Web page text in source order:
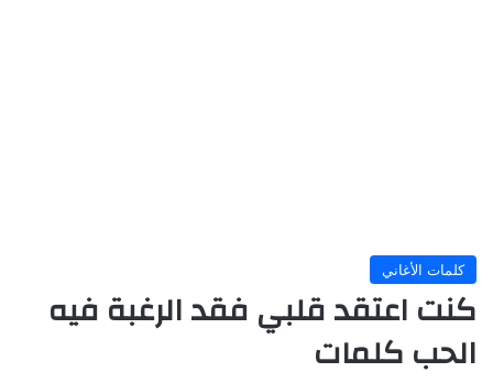
كلمات الأغاني
كنت اعتقد قلبي فقد الرغبة فيه
الحب كلمات